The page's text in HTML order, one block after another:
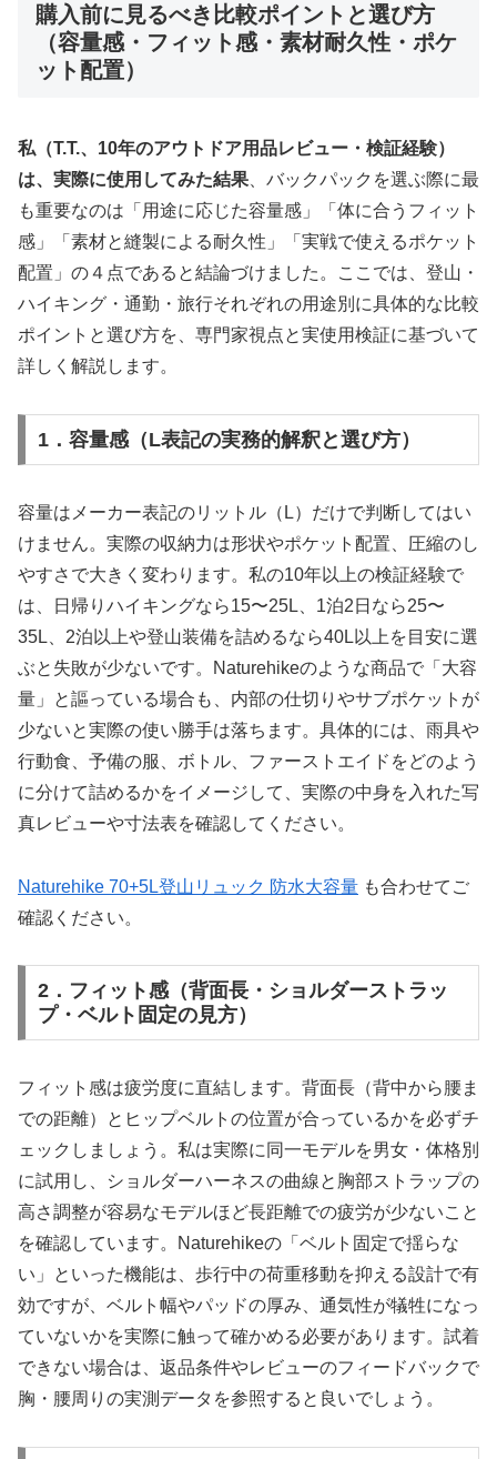
購入前に見るべき比較ポイントと選び方
（容量感・フィット感・素材耐久性・ポケ
ット配置）
私（T.T.、10年のアウトドア用品レビュー・検証経験）
は、実際に使用してみた結果 、バックパックを選ぶ際に最
も重要なのは「用途に応じた容量感」「体に合うフィット
感」「素材と縫製による耐久性」「実戦で使えるポケット
配置」の４点であると結論づけました。ここでは、登山・
ハイキング・通勤・旅行それぞれの用途別に具体的な比較
ポイントと選び方を、専門家視点と実使用検証に基づいて
詳しく解説します。
1．容量感（L表記の実務的解釈と選び方）
容量はメーカー表記のリットル（L）だけで判断してはい
けません。実際の収納力は形状やポケット配置、圧縮のし
やすさで大きく変わります。私の10年以上の検証経験で
は、日帰りハイキングなら15〜25L、1泊2日なら25〜
35L、2泊以上や登山装備を詰めるなら40L以上を目安に選
ぶと失敗が少ないです。Naturehikeのような商品で「大容
量」と謳っている場合も、内部の仕切りやサブポケットが
少ないと実際の使い勝手は落ちます。具体的には、雨具や
行動食、予備の服、ボトル、ファーストエイドをどのよう
に分けて詰めるかをイメージして、実際の中身を入れた写
真レビューや寸法表を確認してください。
Naturehike 70+5L登山リュック 防水大容量 も合わせてご
確認ください。
2．フィット感（背面長・ショルダーストラッ
プ・ベルト固定の見方）
フィット感は疲労度に直結します。背面長（背中から腰ま
での距離）とヒップベルトの位置が合っているかを必ずチ
ェックしましょう。私は実際に同一モデルを男女・体格別
に試用し、ショルダーハーネスの曲線と胸部ストラップの
高さ調整が容易なモデルほど長距離での疲労が少ないこと
を確認しています。Naturehikeの「ベルト固定で揺らな
い」といった機能は、歩行中の荷重移動を抑える設計で有
効ですが、ベルト幅やパッドの厚み、通気性が犠牲になっ
ていないかを実際に触って確かめる必要があります。試着
できない場合は、返品条件やレビューのフィードバックで
胸・腰周りの実測データを参照すると良いでしょう。